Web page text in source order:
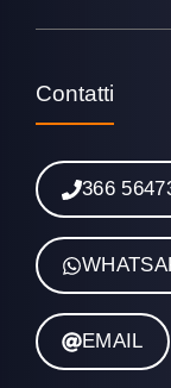
Contatti
366
EMAIL